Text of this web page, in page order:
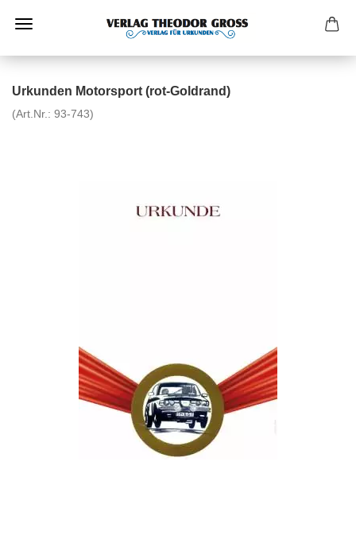
Urkunden Motorsport (rot-Goldrand)
(Art.Nr.: 93-743)